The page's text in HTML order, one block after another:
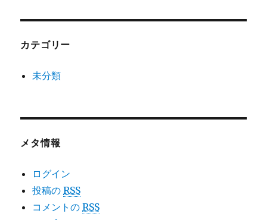
カテゴリー
未分類
メタ情報
ログイン
投稿のRSS
コメントのRSS